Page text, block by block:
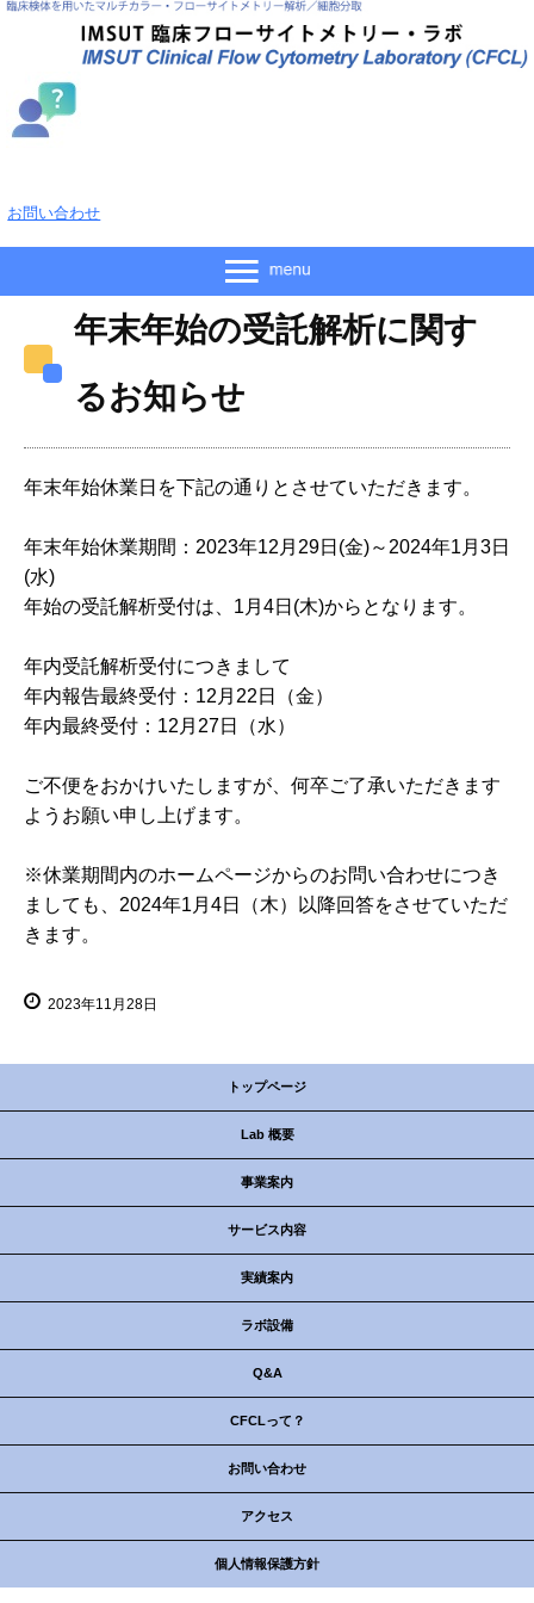
お問い合わせ
年末年始の受託解析に関す
るお知らせ
年末年始休業日を下記の通りとさせていただきます。
年末年始休業期間：2023年12月29日(金)～2024年1月3日
(水)
年始の受託解析受付は、1月4日(木)からとなります。
年内受託解析受付につきまして
年内報告最終受付：12月22日（金）
年内最終受付：12月27日（水）
ご不便をおかけいたしますが、何卒ご了承いただきます
ようお願い申し上げます。
※休業期間内のホームページからのお問い合わせにつき
ましても、2024年1月4日（木）以降回答をさせていただ
きます。
2023年11月28日
トップページ
Lab 概要
事業案内
サービス内容
実績案内
ラボ設備
Q&A
CFCLって？
お問い合わせ
アクセス
個人情報保護方針